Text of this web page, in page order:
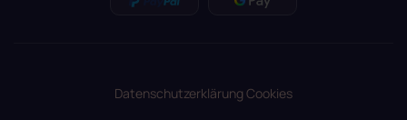
DatenschutzerklärungCookies